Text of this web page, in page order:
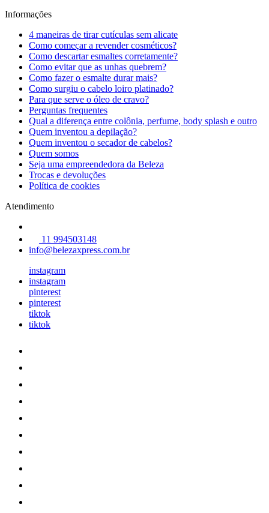
Informações
4 maneiras de tirar cutículas sem alicate
Como começar a revender cosméticos?
Como descartar esmaltes corretamente?
Como evitar que as unhas quebrem?
Como fazer o esmalte durar mais?
Como surgiu o cabelo loiro platinado?
Para que serve o óleo de cravo?
Perguntas frequentes
Qual a diferença entre colônia, perfume, body splash e outro
Quem inventou a depilação?
Quem inventou o secador de cabelos?
Quem somos
Seja uma empreendedora da Beleza
Trocas e devoluções
Política de cookies
Atendimento
11 994503148
info@belezaxpress.com.br
instagram
instagram
pinterest
pinterest
tiktok
tiktok